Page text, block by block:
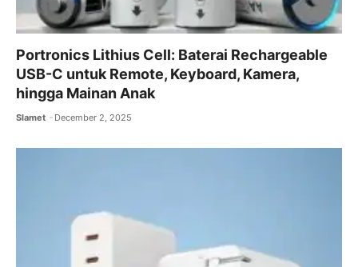
Portronics Lithius Cell: Baterai Rechargeable
USB-C untuk Remote, Keyboard, Kamera,
hingga Mainan Anak
Slamet December 2, 2025